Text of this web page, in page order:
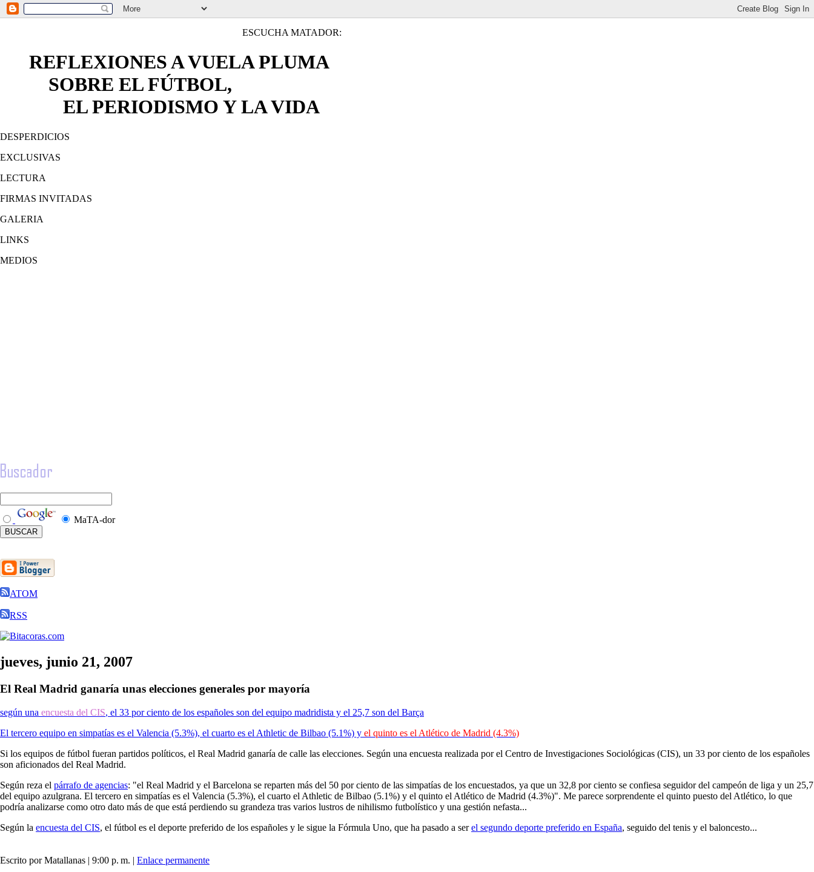
ESCUCHA MATADOR:
REFLEXIONES A VUELA PLUMA
SOBRE EL FÚTBOL,
EL PERIODISMO Y LA VIDA
DESPERDICIOS
EXCLUSIVAS
LECTURA
FIRMAS INVITADAS
GALERIA
LINKS
MEDIOS
MaTA-dor
ATOM
RSS
jueves, junio 21, 2007
El Real Madrid ganaría unas elecciones generales por mayoría
según una encuesta del CIS, el 33 por ciento de los españoles son del equipo madridista y el 25,7 son del Barça
El tercero equipo en simpatías es el Valencia (5.3%), el cuarto es el Athletic de Bilbao (5.1%) y el quinto es el Atlético de Madrid (4.3%)
Si los equipos de fútbol fueran partidos políticos, el Real Madrid ganaría de calle las elecciones. Según una encuesta realizada por el Centro de Investigaciones Sociológicas (CIS), un 33 por ciento de los españoles
son aficionados del Real Madrid.
Según reza el párrafo de agencias: "el Real Madrid y el Barcelona se reparten más del 50 por ciento de las simpatías de los encuestados, ya que un 32,8 por ciento se confiesa seguidor del campeón de liga y un 25,7
del equipo azulgrana. El tercero en simpatías es el Valencia (5.3%), el cuarto el Athletic de Bilbao (5.1%) y el quinto el Atlético de Madrid (4.3%)". Me parece sorprendente el quinto puesto del Atlético, lo que
podría analizarse como otro dato más de que está perdiendo su grandeza tras varios lustros de nihilismo futbolístico y una gestión nefasta...
Según la encuesta del CIS, el fútbol es el deporte preferido de los españoles y le sigue la Fórmula Uno, que ha pasado a serel segundo deporte preferido en España, seguido del tenis y el baloncesto...
Escrito por Matallanas | 9:00 p. m. | Enlace permanente